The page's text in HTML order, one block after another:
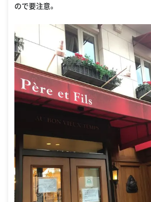
ので要注意。